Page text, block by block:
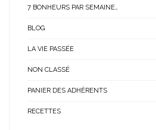
7 BONHEURS PAR SEMAINE…
BLOG
LA VIE PASSÉE
NON CLASSÉ
PANIER DES ADHÉRENTS
RECETTES